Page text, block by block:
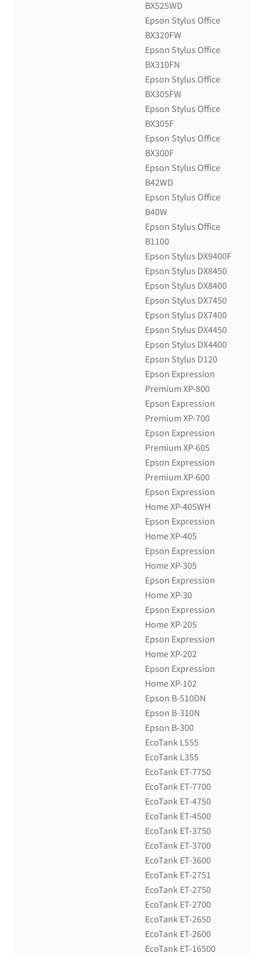
BX525WD
Epson Stylus Office
BX320FW
Epson Stylus Office
BX310FN
Epson Stylus Office
BX305FW
Epson Stylus Office
BX305F
Epson Stylus Office
BX300F
Epson Stylus Office
B42WD
Epson Stylus Office
B40W
Epson Stylus Office
B1100
Epson Stylus DX9400F
Epson Stylus DX8450
Epson Stylus DX8400
Epson Stylus DX7450
Epson Stylus DX7400
Epson Stylus DX4450
Epson Stylus DX4400
Epson Stylus D120
Epson Expression
Premium XP-800
Epson Expression
Premium XP-700
Epson Expression
Premium XP-605
Epson Expression
Premium XP-600
Epson Expression
Home XP-405WH
Epson Expression
Home XP-405
Epson Expression
Home XP-305
Epson Expression
Home XP-30
Epson Expression
Home XP-205
Epson Expression
Home XP-202
Epson Expression
Home XP-102
Epson B-510DN
Epson B-310N
Epson B-300
EcoTank L555
EcoTank L355
EcoTank ET-7750
EcoTank ET-7700
EcoTank ET-4750
EcoTank ET-4500
EcoTank ET-3750
EcoTank ET-3700
EcoTank ET-3600
EcoTank ET-2751
EcoTank ET-2750
EcoTank ET-2700
EcoTank ET-2650
EcoTank ET-2600
EcoTank ET-16500